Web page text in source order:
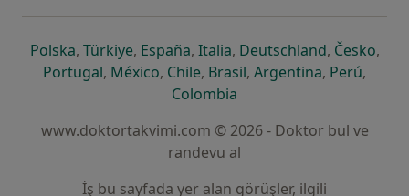
Polskayeni bir sekmede açılır
, Türkiyeyeni bir sekmede açılır
, Españayeni bir sekmede açılır
, Italiayeni bir sekmede açılır
, Deutschlandyeni bir
, Českoyeni
,
Portugalyeni bir sekmede açılır
, Méxicoyeni bir sekmede açılır
, Chileyeni bir sekmede açılır
, Brasilyeni bir sekmede açılır
, Argentinayeni bir
, Perúyeni
,
Colombia
www.doktortakvimi.com © 2026 - Doktor bul ve
randevu al
İş bu sayfada yer alan görüşler, ilgili